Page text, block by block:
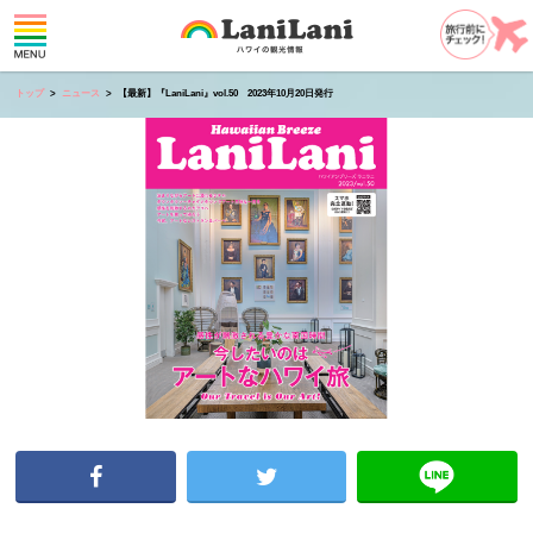
トップ ニュース 【最新】『LaniLani』vol.50 2023年10月20日発行